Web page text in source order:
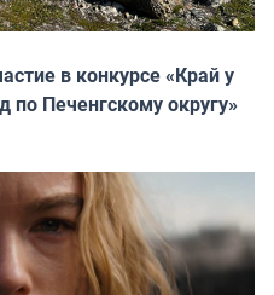
в конкурсе «Край у
по Печенгскому округу»